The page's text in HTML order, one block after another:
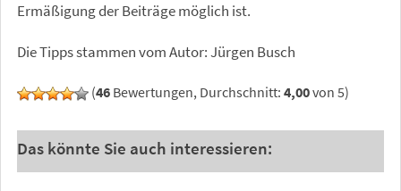
Ermäßigung der Beiträge möglich ist.
Die Tipps stammen vom Autor: Jürgen Busch
(46 Bewertungen, Durchschnitt: 4,00von 5)
Das könnte Sie auch interessieren: